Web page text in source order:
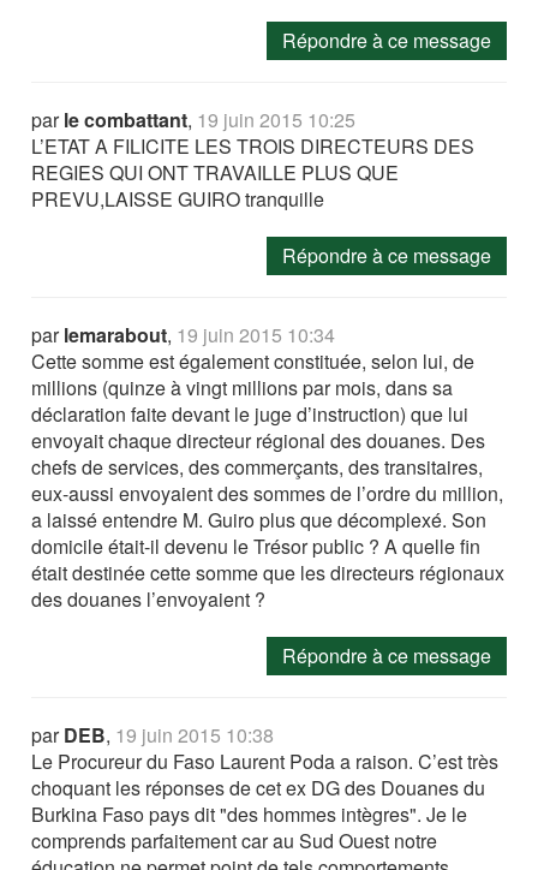
Répondre à ce message
parle combattant, 19 juin 2015 10:25
L’ETAT A FILICITE LES TROIS DIRECTEURS DES
REGIES QUI ONT TRAVAILLE PLUS QUE
PREVU,LAISSE GUIRO tranquille
Répondre à ce message
parlemarabout, 19 juin 2015 10:34
Cette somme est également constituée, selon lui, de
millions (quinze à vingt millions par mois, dans sa
déclaration faite devant le juge d’instruction) que lui
envoyait chaque directeur régional des douanes. Des
chefs de services, des commerçants, des transitaires,
eux-aussi envoyaient des sommes de l’ordre du million,
a laissé entendre M. Guiro plus que décomplexé. Son
domicile était-il devenu le Trésor public ? A quelle fin
était destinée cette somme que les directeurs régionaux
des douanes l’envoyaient ?
Répondre à ce message
parDEB, 19 juin 2015 10:38
Le Procureur du Faso Laurent Poda a raison. C’est très
choquant les réponses de cet ex DG des Douanes du
Burkina Faso pays dit "des hommes intègres". Je le
comprends parfaitement car au Sud Ouest notre